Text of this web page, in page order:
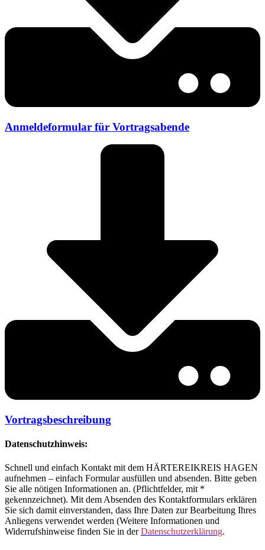
Anmeldeformular für Vortragsabende
Vortragsbeschreibung
Datenschutzhinweis:
Schnell und einfach Kontakt mit dem HÄRTEREIKREIS HAGEN
aufnehmen – einfach Formular ausfüllen und absenden. Bitte geben
Sie alle nötigen Informationen an. (Pflichtfelder, mit *
gekennzeichnet). Mit dem Absenden des Kontaktformulars erklären
Sie sich damit einverstanden, dass Ihre Daten zur Bearbeitung Ihres
Anliegens verwendet werden (Weitere Informationen und
Widerrufshinweise finden Sie in derDatenschutzerklärung.